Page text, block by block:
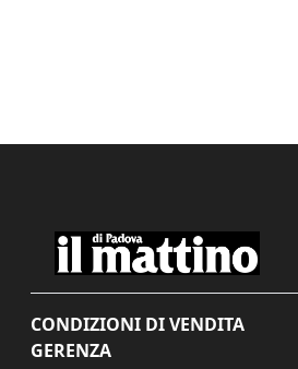
CONDIZIONI DI VENDITA
GERENZA